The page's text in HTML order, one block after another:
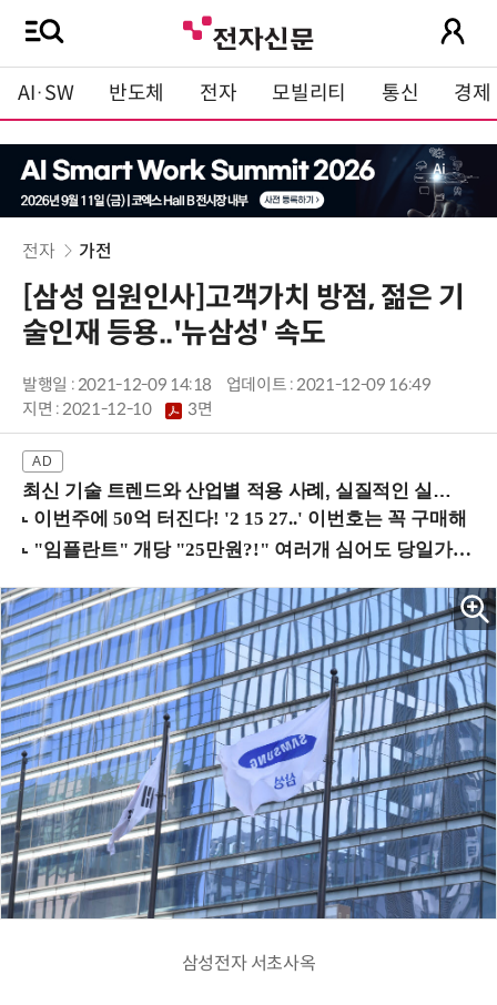
AI·SW 반도체 전자 모빌리티 통신 경제
전자 가전
[삼성 임원인사]고객가치 방점, 젊은 기
술인재 등용..'뉴삼성' 속도
발행일 : 2021-12-09 14:18
업데이트 : 2021-12-09 16:49
지면 :2021-12-10 3면
최신 기술 트렌드와 산업별 적용 사례, 실질적인 실행 전략을 공유 (9/18 양재역)
삼성전자 서초사옥